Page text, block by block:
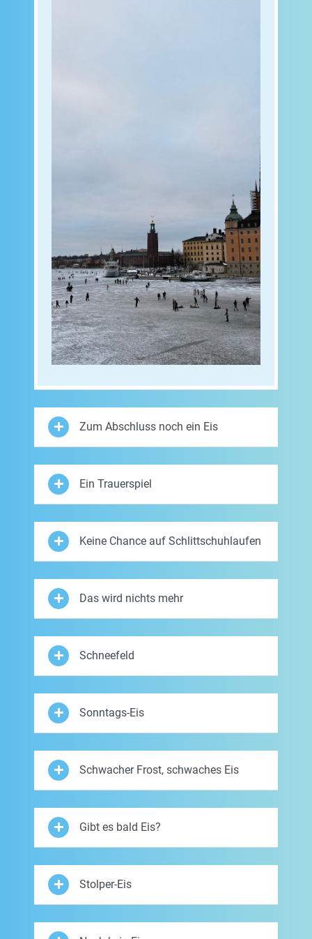
Zum Abschluss noch ein Eis
Ein Trauerspiel
Keine Chance auf Schlittschuhlaufen
Das wird nichts mehr
Schneefeld
Sonntags-Eis
Schwacher Frost, schwaches Eis
Gibt es bald Eis?
Stolper-Eis